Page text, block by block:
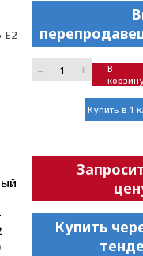
E2
– +
В
Купить в 1
Купить